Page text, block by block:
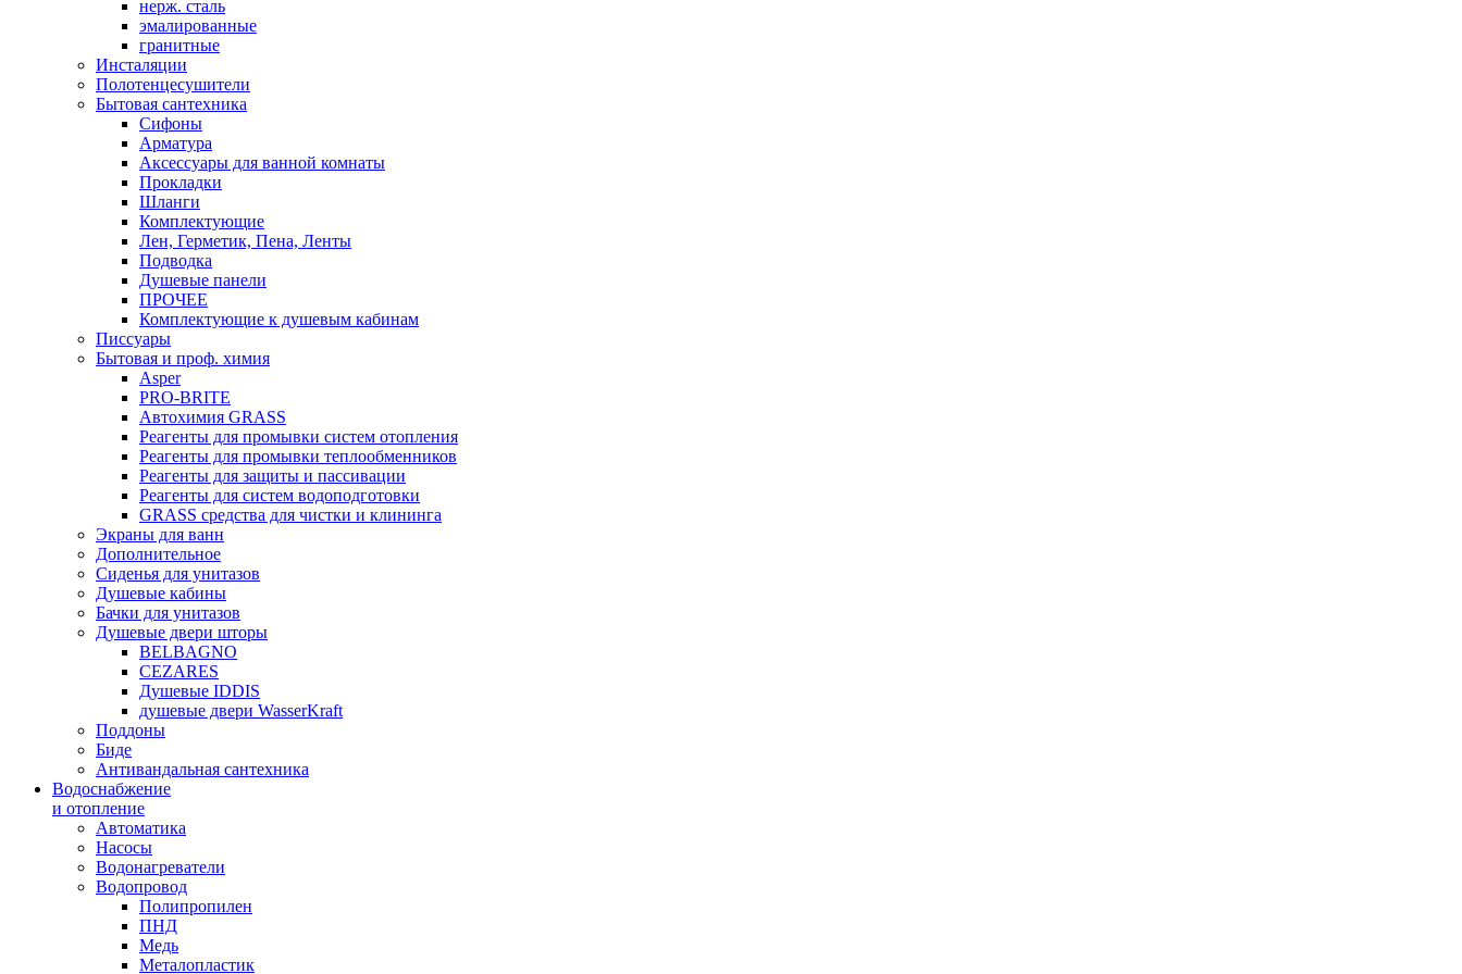
нерж. сталь
эмалированные
гранитные
Инсталяции
Полотенцесушители
Бытовая сантехника
Сифоны
Арматура
Аксессуары для ванной комнаты
Прокладки
Шланги
Комплектующие
Лен, Герметик, Пена, Ленты
Подводка
Душевые панели
ПРОЧЕЕ
Комплектующие к душевым кабинам
Писсуары
Бытовая и проф. химия
Asper
PRO-BRITE
Автохимия GRASS
Реагенты для промывки систем отопления
Реагенты для промывки теплообменников
Реагенты для защиты и пассивации
Реагенты для систем водоподготовки
GRASS средства для чистки и клининга
Экраны для ванн
Дополнительное
Сиденья для унитазов
Душевые кабины
Бачки для унитазов
Душевые двери шторы
BELBAGNO
CEZARES
Душевые IDDIS
душевые двери WasserKraft
Поддоны
Биде
Антивандальная сантехника
Водоснабжение
и отопление
Автоматика
Насосы
Водонагреватели
Водопровод
Полипропилен
ПНД
Медь
Металопластик